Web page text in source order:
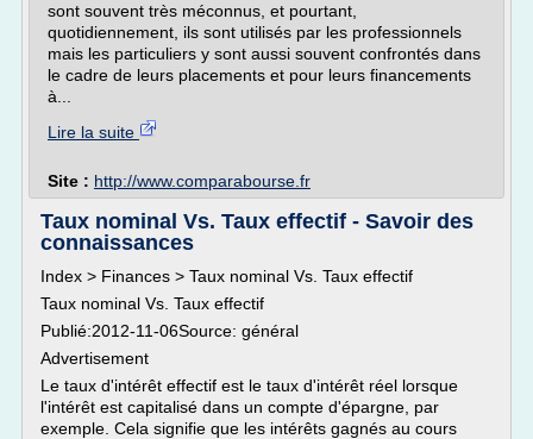
sont souvent très méconnus, et pourtant,
quotidiennement, ils sont utilisés par les professionnels
mais les particuliers y sont aussi souvent confrontés dans
le cadre de leurs placements et pour leurs financements
à...
Lire la suite
Site : http://www.comparabourse.fr
Taux nominal Vs. Taux effectif - Savoir des
connaissances
Index > Finances > Taux nominal Vs. Taux effectif
Taux nominal Vs. Taux effectif
Publié:2012-11-06Source: général
Advertisement
Le taux d'intérêt effectif est le taux d'intérêt réel lorsque
l'intérêt est capitalisé dans un compte d'épargne, par
exemple. Cela signifie que les intérêts gagnés au cours